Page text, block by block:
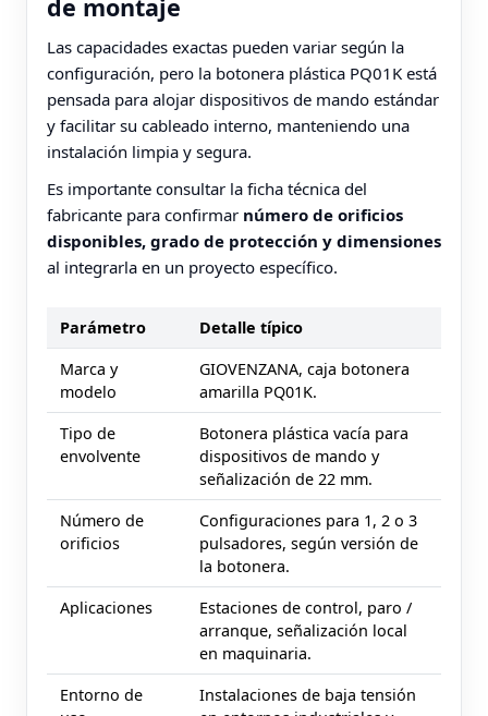
de montaje
Las capacidades exactas pueden variar según la
configuración, pero la botonera plástica PQ01K está
pensada para alojar dispositivos de mando estándar
y facilitar su cableado interno, manteniendo una
instalación limpia y segura.
Es importante consultar la ficha técnica del
fabricante para confirmar número de orificios
disponibles, grado de protección y dimensiones
al integrarla en un proyecto específico.
Parámetro
Detalle típico
Marca y
modelo
GIOVENZANA, caja botonera
amarilla PQ01K.
Tipo de
envolvente
Botonera plástica vacía para
dispositivos de mando y
señalización de 22 mm.
Número de
orificios
Configuraciones para 1, 2 o 3
pulsadores, según versión de
la botonera.
Aplicaciones
Estaciones de control, paro /
arranque, señalización local
en maquinaria.
Entorno de
Instalaciones de baja tensión